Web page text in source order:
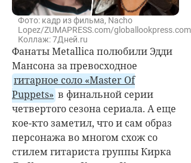
Фото: кадр из фильма, Nacho
Lopez/ZUMAPRESS.com/globallookpress.com.
Коллаж: 7Дней.ru
Фанаты Metallica полюбили Эдди
Мансона за превосходное
гитарное соло «Master Of
Puppets» в финальной серии
четвертого сезона сериала. А еще
кое-кто заметил, что и сам образ
персонажа во многом схож со
стилем гитариста группы Кирка